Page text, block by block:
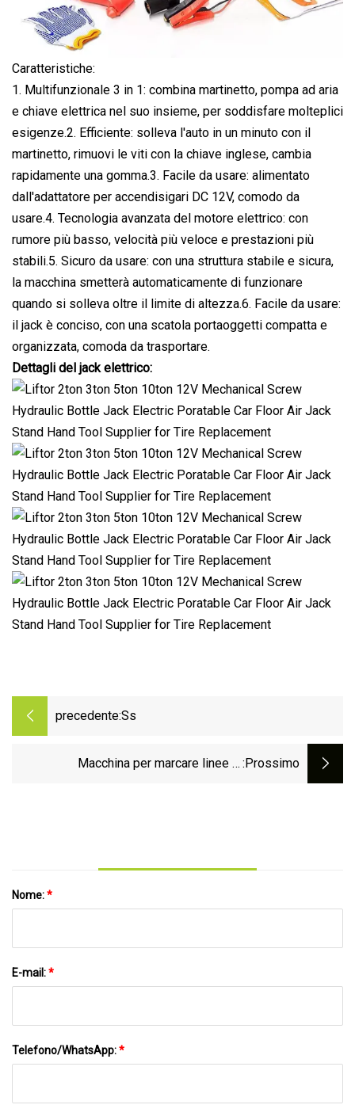
Caratteristiche:
1. Multifunzionale 3 in 1: combina martinetto, pompa ad aria
e chiave elettrica nel suo insieme, per soddisfare molteplici
esigenze.2. Efficiente: solleva l'auto in un minuto con il
martinetto, rimuovi le viti con la chiave inglese, cambia
rapidamente una gomma.3. Facile da usare: alimentato
dall'adattatore per accendisigari DC 12V, comodo da
usare.4. Tecnologia avanzata del motore elettrico: con
rumore più basso, velocità più veloce e prestazioni più
stabili.5. Sicuro da usare: con una struttura stabile e sicura,
la macchina smetterà automaticamente di funzionare
quando si solleva oltre il limite di altezza.6. Facile da usare:
il jack è conciso, con una scatola portaoggetti compatta e
organizzata, comoda da trasportare.
Dettagli del jack elettrico:
precedente:Ss
Macchina per marcare linee di :Prossimo
Nome:*
E-mail:*
Telefono/WhatsApp:*